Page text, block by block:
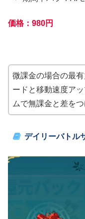
価格：980円
微課金の場合の最
ードと移動速度ア
ムで無課金と差をつ
デイリーバトル